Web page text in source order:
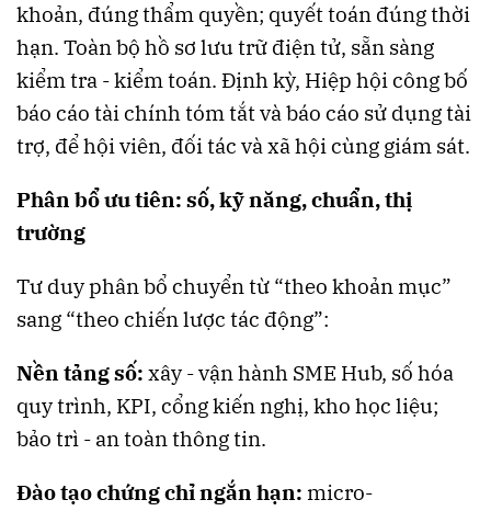
khoản, đúng thẩm quyền; quyết toán đúng thời
hạn. Toàn bộ hồ sơ lưu trữ điện tử, sẵn sàng
kiểm tra - kiểm toán. Định kỳ, Hiệp hội công bố
báo cáo tài chính tóm tắt và báo cáo sử dụng tài
trợ, để hội viên, đối tác và xã hội cùng giám sát.
Phân bổ ưu tiên: số, kỹ năng, chuẩn, thị
trường
Tư duy phân bổ chuyển từ “theo khoản mục”
sang “theo chiến lược tác động”:
Nền tảng số: xây - vận hành SME Hub, số hóa
quy trình, KPI, cổng kiến nghị, kho học liệu;
bảo trì - an toàn thông tin.
Đào tạo chứng chỉ ngắn hạn: micro-